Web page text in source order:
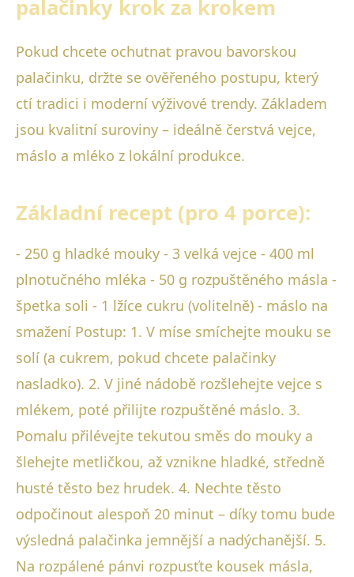
palačinky krok za krokem
Pokud chcete ochutnat pravou bavorskou
palačinku, držte se ověřeného postupu, který
ctí tradici i moderní výživové trendy. Základem
jsou kvalitní suroviny – ideálně čerstvá vejce,
máslo a mléko z lokální produkce.
Základní recept (pro 4 porce):
- 250 g hladké mouky - 3 velká vejce - 400 ml
plnotučného mléka - 50 g rozpuštěného másla -
špetka soli - 1 lžíce cukru (volitelně) - máslo na
smažení Postup: 1. V míse smíchejte mouku se
solí (a cukrem, pokud chcete palačinky
nasladko). 2. V jiné nádobě rozšlehejte vejce s
mlékem, poté přilijte rozpuštěné máslo. 3.
Pomalu přilévejte tekutou směs do mouky a
šlehejte metličkou, až vznikne hladké, středně
husté těsto bez hrudek. 4. Nechte těsto
odpočinout alespoň 20 minut – díky tomu bude
výsledná palačinka jemnější a nadýchanější. 5.
Na rozpálené pánvi rozpusťte kousek másla,